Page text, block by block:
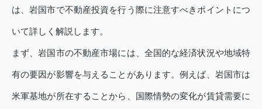
は、岩国市で不動産投資を行う際に注意すべきポイントにつ
いて詳しく解説します。
まず、岩国市の不動産市場には、全国的な経済状況や地域特
有の要因が影響を与えることがあります。例えば、岩国市は
米軍基地が所在することから、国際情勢の変化が賃貸需要に